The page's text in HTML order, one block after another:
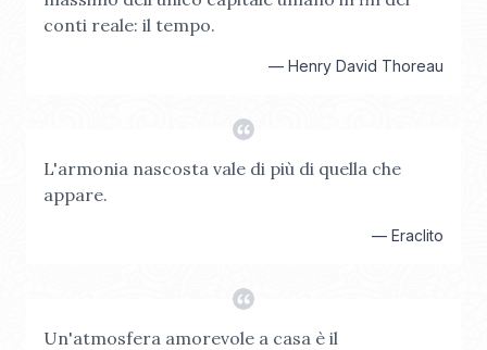
conti reale: il tempo.
— Henry David Thoreau
L'armonia nascosta vale di più di quella che
appare.
— Eraclito
Un'atmosfera amorevole a casa è il